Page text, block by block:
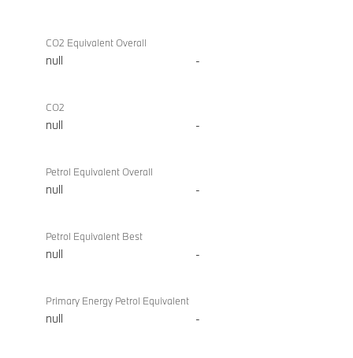
CO2 Equivalent Overall
null -
CO2
null -
Petrol Equivalent Overall
null -
Petrol Equivalent Best
null -
Primary Energy Petrol Equivalent
null -